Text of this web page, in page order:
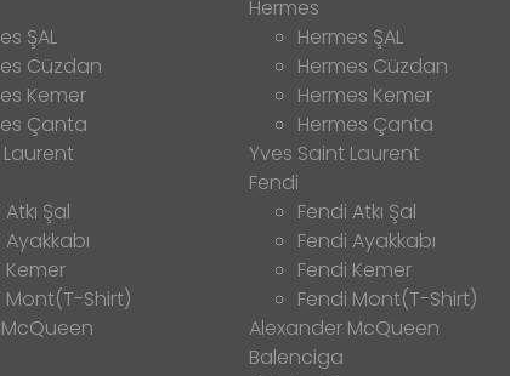
ŞAL
Cüzdan
Kemer
Çanta
Şal
Kemer
Mont(T-Shirt)
Hermes
Hermes ŞAL
Hermes Cüzdan
Hermes Kemer
Hermes Çanta
Yves Saint Laurent
Fendi
Fendi Atkı Şal
Fendi Ayakkabı
Fendi Kemer
Fendi Mont(T-Shirt)
Alexander McQueen
Balenciga